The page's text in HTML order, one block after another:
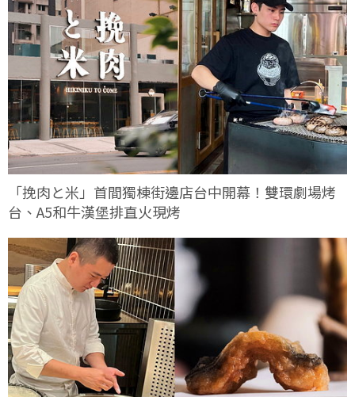
「挽肉と米」首間獨棟街邊店台中開幕！雙環劇場烤
台、A5和牛漢堡排直火現烤